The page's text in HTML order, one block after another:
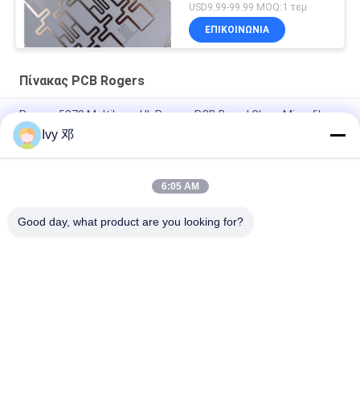
USD9.99-99.99 MOQ:1 τεμ
ΕΠΙΚΟΙΝΩΝΙΑ
Πίνακας PCB Rogers
Rogers 5870 Multilayer UL Rogers PCB Board Glass Microfiber
Reinforced PTFE
RT υλικό υψηλής συχνότητας PCB 2 στρώσεων 31mil
RF PCB 2 στρώματα 20mil RO4835 Υποστρώμα Μαύρο
Ivy 邓
6:05 AM
Good day, what product are you looking for?